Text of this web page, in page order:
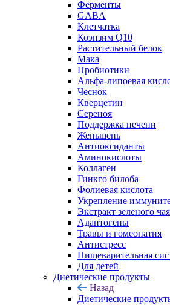
Ферменты
GABA
Клетчатка
Коэнзим Q10
Растительный белок
Мака
Пробиотики
Альфа-липоевая
Чеснок
Кверцетин
Сереноя
Поддержка печени
Женьшень
Антиоксиданты
Аминокислоты
Коллаген
Гинкго билоба
Фолиевая кислота
Укрепление
Экстракт зеленого чая
Адаптогены
Травы и гомеопатия
Антистресс
Пищеварительная
Для детей
Диетические продукты
Назад
Диетические